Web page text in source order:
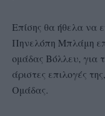
Επίσης θα ήθελα να
Πηνελόπη Μπλάμη
ομάδας Βόλλευ, για
άριστες επιλογές
Ομάδας.